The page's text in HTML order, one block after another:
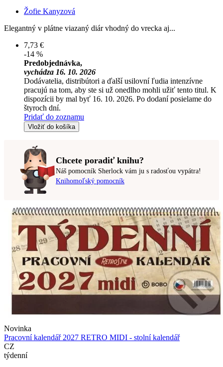
Žofie Kanyzová
Elegantný v plátne viazaný diár vhodný do vrecka aj...
7,73 €
-14 %
Predobjednávka,
vychádza 16. 10. 2026
Dodávatelia, distribútori a ďalší usilovní ľudia intenzívne
pracujú na tom, aby ste si už onedlho mohli užiť tento titul. K
dispozícii by mal byť 16. 10. 2026. Po dodaní posielame do
štyroch dní.
Pridať do zoznamu
Vložiť do košíka
Chcete poradiť knihu?
Náš pomocník Sherlock vám ju s radosťou vypátra!
Knihomoľský pomocník
Novinka
Pracovní kalendář 2027 RETRO MIDI - stolní kalendář
CZ
týdenní